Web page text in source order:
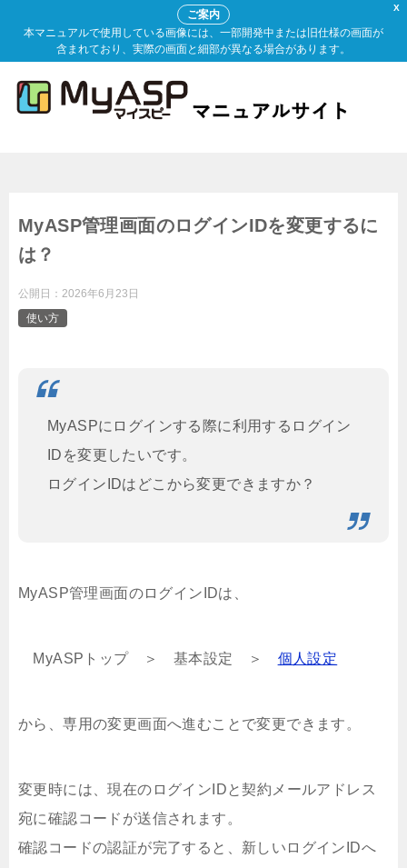
X
ご案内
本マニュアルで使用している画像には、一部開発中または旧仕様の画面が
含まれており、実際の画面と細部が異なる場合があります。
MyASP管理画面のログインIDを変更するに
は？
公開日： 2026年6月23日
使い方
MyASPにログインする際に利用するログイン
IDを変更したいです。
ログインIDはどこから変更できますか？
MyASP管理画面のログインIDは、
MyASPトップ ＞ 基本設定 ＞ 個人設定
から、専用の変更画面へ進むことで変更できます。
変更時には、現在のログインIDと契約メールアドレス
宛に確認コードが送信されます。
確認コードの認証が完了すると、新しいログインIDへ